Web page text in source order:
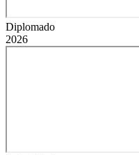
Diplomado
2026